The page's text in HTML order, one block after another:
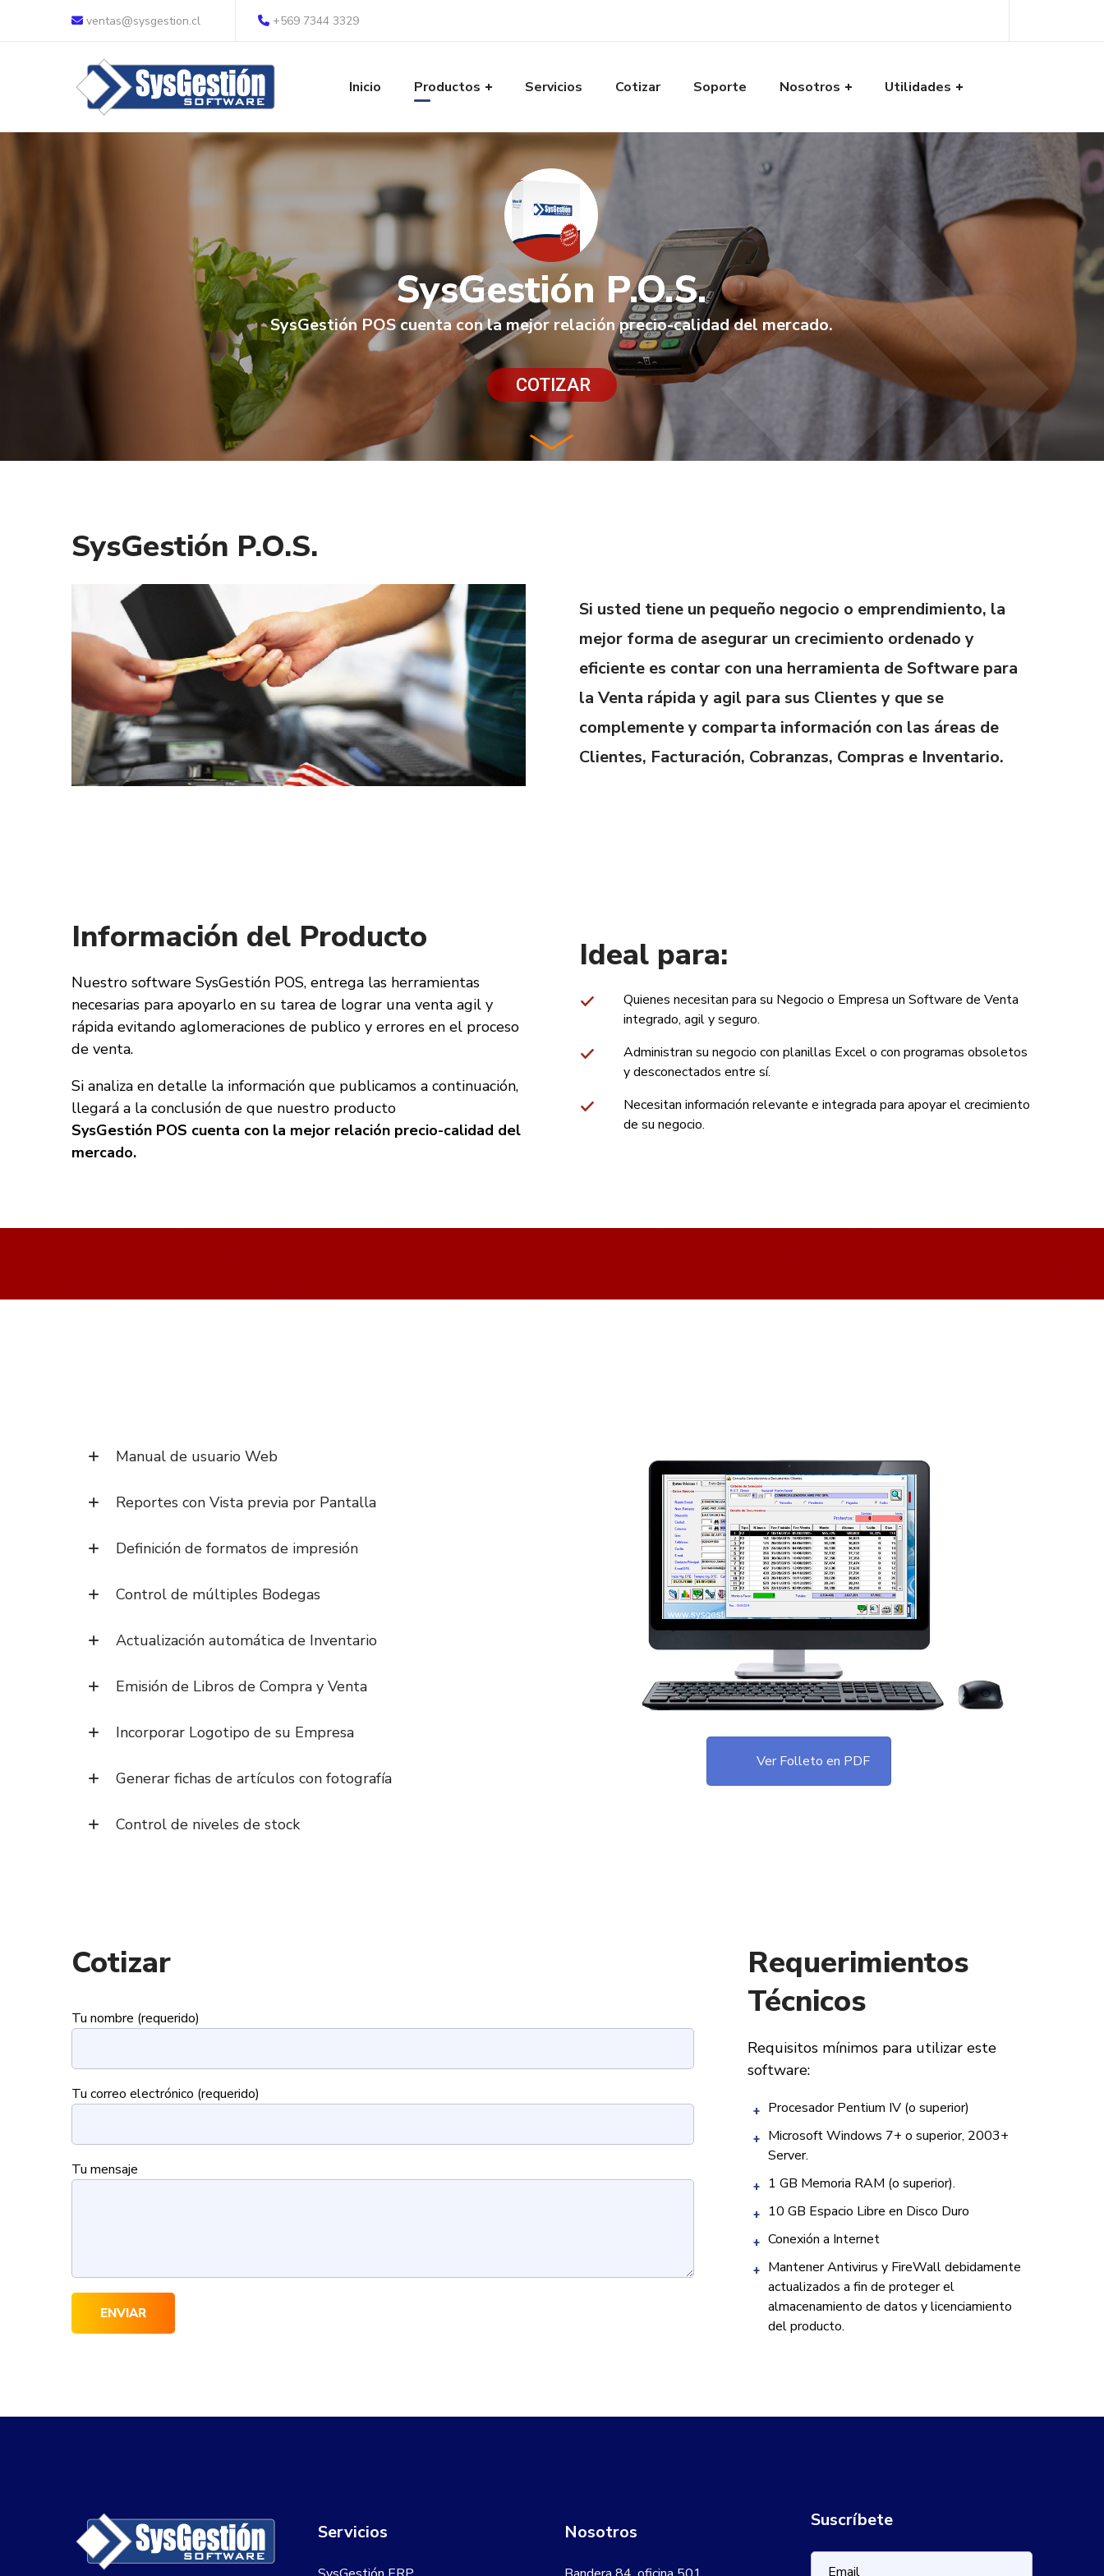
ventas@sysgestion.cl +569 7344 3329
Inicio Productos Servicios Cotizar Soporte Nosotros Utilidades
SysGestión P.O.S.
SysGestión POS cuenta con la mejor relación precio-calidad del mercado.
COTIZAR
SysGestión P.O.S.
Si usted tiene un pequeño negocio o emprendimiento, la
mejor forma de asegurar un crecimiento ordenado y
eficiente es contar con una herramienta de Software para
la Venta rápida y agil para sus Clientes y que se
complemente y comparta información con las áreas de
Clientes, Facturación, Cobranzas, Compras e Inventario.
Información del Producto
Nuestro software SysGestión POS, entrega las herramientas
necesarias para apoyarlo en su tarea de lograr una venta agil y
rápida evitando aglomeraciones de publico y errores en el proceso
de venta.
Si analiza en detalle la información que publicamos a continuación,
llegará a la conclusión de que nuestro producto
SysGestión POS cuenta con la mejor relación precio-calidad del
mercado.
Ideal para:
Quienes necesitan para su Negocio o Empresa un Software de Venta
integrado, agil y seguro.
Administran su negocio con planillas Excel o con programas obsoletos
y desconectados entre sí.
Necesitan información relevante e integrada para apoyar el crecimiento
de su negocio.
Manual de usuario Web
Reportes con Vista previa por Pantalla
Definición de formatos de impresión
Control de múltiples Bodegas
Actualización automática de Inventario
Emisión de Libros de Compra y Venta
Incorporar Logotipo de su Empresa
Generar fichas de artículos con fotografía
Control de niveles de stock
Ver Folleto en PDF
Cotizar
Tu nombre (requerido)
Tu correo electrónico (requerido)
Tu mensaje
Requerimientos
Técnicos
Requisitos mínimos para utilizar este
software:
Procesador Pentium IV (o superior)
Microsoft Windows 7+ o superior, 2003+
Server.
1 GB Memoria RAM (o superior).
10 GB Espacio Libre en Disco Duro
Conexión a Internet
Mantener Antivirus y FireWall debidamente
actualizados a fin de proteger el
almacenamiento de datos y licenciamiento
del producto.
Servicios Nosotros
Suscríbete